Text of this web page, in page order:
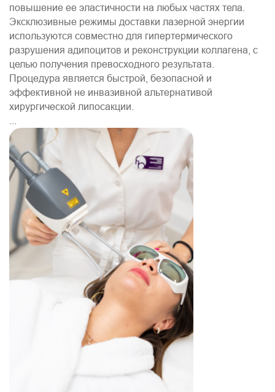
повышение ее эластичности на любых частях тела.
Эксклюзивные режимы доставки лазерной энергии
используются совместно для гипертермического
разрушения адипоцитов и реконструкции коллагена, с
целью получения превосходного результата.
Процедура является быстрой, безопасной и
эффективной не инвазивной альтернативой
хирургической липосакции.